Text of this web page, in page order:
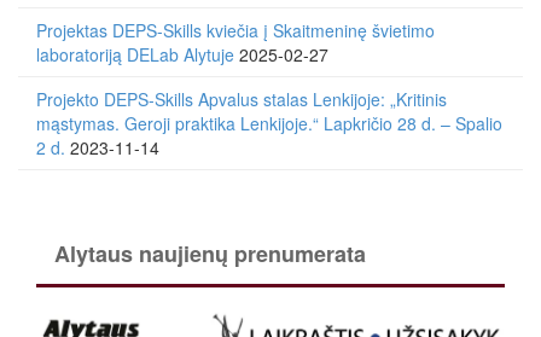
Projektas DEPS-Skills kviečia į Skaitmeninę švietimo
laboratoriją DELab Alytuje 2025-02-27
Projekto DEPS-Skills Apvalus stalas Lenkijoje: „Kritinis
mąstymas. Geroji praktika Lenkijoje.“ Lapkričio 28 d. – Spalio
2 d. 2023-11-14
Alytaus naujienų prenumerata